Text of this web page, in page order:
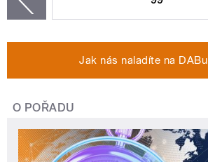
Jak nás naladíte na DABu
O POŘADU